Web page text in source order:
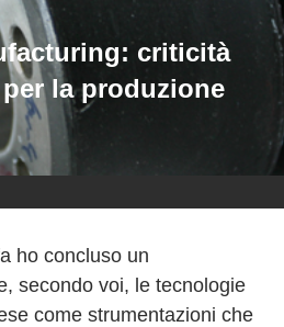
criticità
la produzione
ho concluso un
secondo voi, le tecnologie
come strumentazioni che